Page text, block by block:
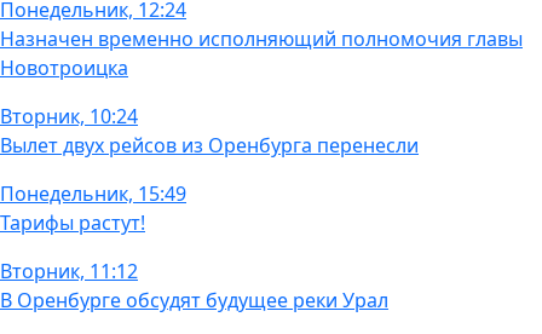
Понедельник, 12:24
Назначен временно исполняющий полномочия главы
Новотроицка
Вторник, 10:24
Вылет двух рейсов из Оренбурга перенесли
Понедельник, 15:49
Тарифы растут!
Вторник, 11:12
В Оренбурге обсудят будущее реки Урал